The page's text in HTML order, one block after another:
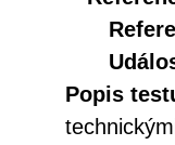
Popis